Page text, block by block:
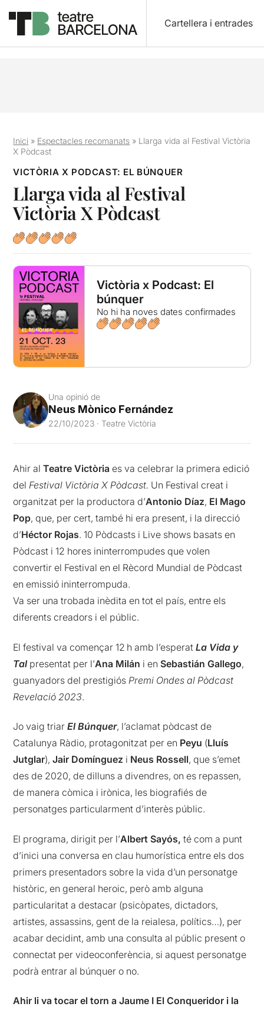
Cartellera i entrades
Inici » Espectacles recomanats » Llarga vida al Festival Victòria
X Pòdcast
VICTÒRIA X PODCAST: EL BÚNQUER
Llarga vida al Festival
Victòria X Pòdcast
Victòria x Podcast: El
búnquer
No hi ha noves dates confirmades
Una opinió de
Neus Mònico Fernández
22/10/2023 · Teatre Victòria
Ahir alTeatre Victòria es va celebrar la primera edició
delFestival Victòria X Pòdcast. Un Festival creat i
organitzat per la productora d’Antonio Díaz, El Mago
Pop, que, per cert, també hi era present, i la direcció
d’Héctor Rojas. 10 Pòdcasts i Live shows basats en
Pòdcast i 12 hores ininterrompudes que volen
convertir el Festival en el Rècord Mundial de Pòdcast
en emissió ininterrompuda.
Va ser una trobada inèdita en tot el país, entre els
diferents creadors i el públic.
El festival va començar 12 h amb l’esperatLa Vida y
Tal presentat per l’Ana Milán i enSebastián Gallego,
guanyadors del prestigiós Premi Ondes al Pòdcast
Revelació 2023.
Jo vaig triarEl Búnquer, l’aclamat pòdcast de
Catalunya Ràdio, protagonitzat per en Peyu (Lluís
Jutglar),Jair Domínguez i Neus Rossell, que s’emet
des de 2020, de dilluns a divendres, on es repassen,
de manera còmica i irònica, les biografiés de
personatges particularment d’interès públic.
El programa, dirigit per l’Albert Sayós, té com a punt
d’inici una conversa en clau humorística entre els dos
primers presentadors sobre la vida d’un personatge
històric, en general heroic, però amb alguna
particularitat a destacar (psicòpates, dictadors,
artistes, assassins, gent de la reialesa, polítics…), per
acabar decidint, amb una consulta al públic present o
connectat per videoconferència, si aquest personatge
podrà entrar al búnquer o no.
Ahir li va tocar el torn a Jaume I El Conqueridor i la